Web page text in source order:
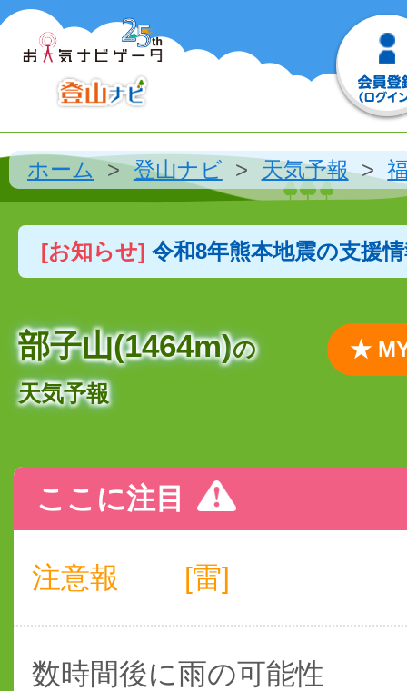
ホーム 登山ナビ 天気予報
[お知らせ] 令和8年熊本地震の支援
部子山(1464m)の
天気予報
★
ここに注目
注意報 [雷]
数時間後に雨の可能性